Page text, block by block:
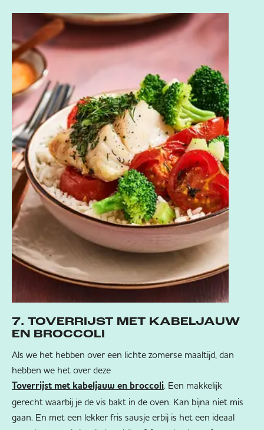
7. TOVERRIJST MET KABELJAUW
EN BROCCOLI
Als we het hebben over een lichte zomerse maaltijd, dan
hebben we het over deze
Toverrijst met kabeljauw en broccoli. Een makkelijk
gerecht waarbij je de vis bakt in de oven. Kan bijna niet mis
gaan. En met een lekker fris sausje erbij is het een ideaal